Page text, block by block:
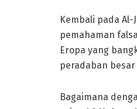
Kembali pada
pemahaman
Eropa yang
peradaban besar
Bagaimana